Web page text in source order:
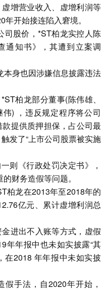
增营业收入、虚增利润等
开始接连陷入窘境。
司股价，*ST柏龙实控人陈
通知书》，其遭到立案调
身也因涉嫌信息披露违法
柏龙部分董事(陈伟雄、
) ，违反规定程序将公司
提供质押担保，占公司最
发了“上市公司股票被实施
则《行政处罚决定书》，
财务造假等问题。
柏龙在2013年至2018年的
亿元、累计虚增利润总
进出不入账等方式，虚假
年年报中也未如实披露“其
在2018 年年报中未如实披
手法，自2020年开始，